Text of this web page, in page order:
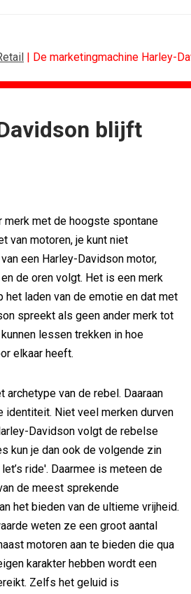
| De marketingmachine Harley-
blijft
met de hoogste spontane
van motoren, je kunt niet
een Harley-Davidson motor,
de oren volgt. Het is een merk
laden van de emotie en dat met
spreekt als geen ander merk tot
lessen trekken in hoe
elkaar heeft.
van de rebel. Daaraan
identiteit. Niet veel merken durven
Davidson volgt de rebelse
kun je dan ook de volgende zin
ride'. Daarmee is meteen de
de meest sprekende
het bieden van de ultieme vrijheid.
weten ze een groot aantal
motoren aan te bieden die qua
karakter hebben wordt een
Zelfs het geluid is
Substack breidt uit in Nederland
WWF en CPNB introduceren Groene...